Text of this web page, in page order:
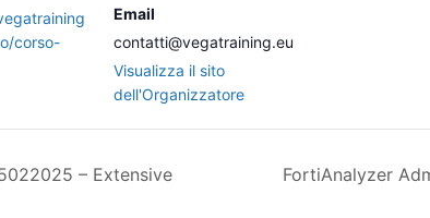
corso-
Email
contatti@vegatraining.eu
Visualizza il sito
dell'Organizzatore
– Extensive FortiAnalyzer